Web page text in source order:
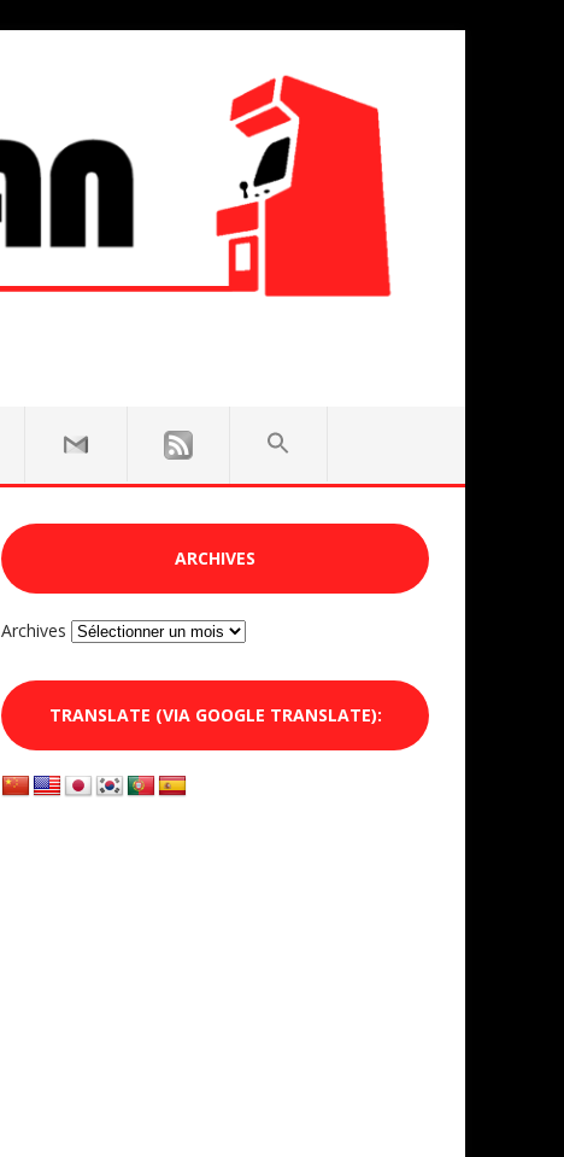
ARCHIVES
Archives
TRANSLATE (VIA GOOGLE TRANSLATE):